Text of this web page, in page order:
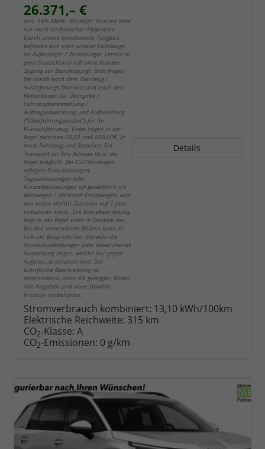
26.371,– €
incl. 19% MwSt.. Wichtig!: Termine bitte
nur nach telefonischer Absprache.
Durch unsere bundesweite Tätigkeit,
befinden sich viele unserer Fahrzeuge
im Außenlager / Zentrallager, verteilt in
ganz Deutschland (oft ohne Kunden-
Zugang zur Besichtigung). Bitte fragen
Sie vorab nach dem Fahrzeug /
Auslieferungs-Standort und nach den
Nebenkosten für Übergabe /
Fahrzeugbereitstellung /
Auftragsabwicklung und Aufbereitung
("Überführungskosten") für Ihr
Wunschfahrzeug. Diese liegen in der
Regel zwischen 60,00 und 890,00€, je
nach Fahrzeug und Standort. Ein
Transport an Ihre Adresse ist in der
Regel möglich. Bei EU-Fahrzeugen
erfolgen Erstzulassungen,
Tageszulassungen oder
Kurzzeitzulassungen oft gewerblich als
Mietwagen / Werkstatt Ersatzwagen, was
den ersten HU/AU Zeitraum auf 1 Jahr
reduzieren kann. Die Betriebsanleitung
liegt in der Regel nicht in Deutsch bei.
Bei den verwendeten Bildern kann es
sich um Beispielbilder handeln die
Sonderausstattungen oder abweichende
Ausstattung zeigen, welche nur gegen
Aufpreis zu erhalten sind. Die
schriftliche Beschreibung ist
entscheidend, nicht die gezeigten Bilder.
Alle Angaben sind ohne Gewähr.
Irrtümer vorbehalten.
Details
Stromverbrauch kombiniert: 13,10 kWh/100km
Elektrische Reichweite: 315 km
CO2-Klasse: A
CO2-Emissionen: 0 g/km